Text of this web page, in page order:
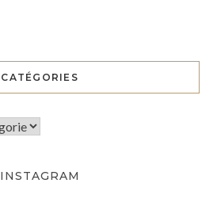
CATÉGORIES
INSTAGRAM